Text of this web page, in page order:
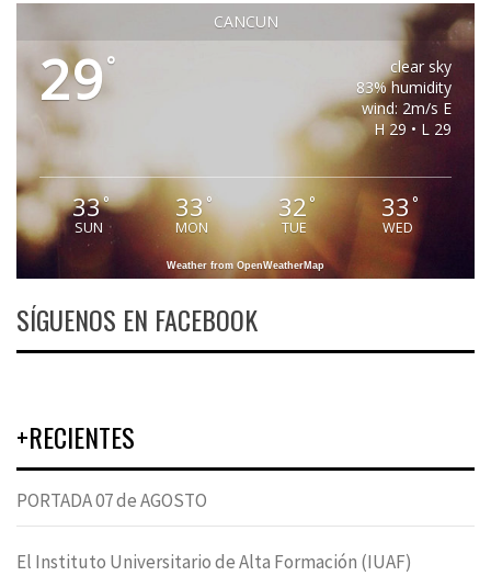
CANCUN
29°
clear sky
83% humidity
wind: 2m/s E
H 29 • L 29
33°
SUN
33°
MON
32°
TUE
33°
WED
Weather from OpenWeatherMap
SÍGUENOS EN FACEBOOK
+RECIENTES
PORTADA 07 de AGOSTO
El Instituto Universitario de Alta Formación (IUAF)